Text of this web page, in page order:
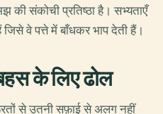
की संकोची प्रतिष्ठा है। सभ्यताएँ
वे पत्ते में बाँधकर भाप देती हैं।
के लिए ढोल
से उतनी सफ़ाई से अलग नहीं